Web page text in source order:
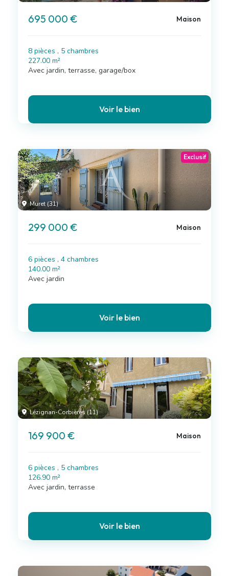
695 000 € Maison
8 pièces , 5 chambres
227.00 m²
Avec jardin, terrasse, garage/box
Voir le bien
Muret (31)
Exclusif
299 000 € Maison
6 pièces , 4 chambres
140.00 m²
Avec jardin
Voir le bien
Lézignan-Corbières (11)
169 900 € Maison
6 pièces , 5 chambres
126.90 m²
Avec jardin, terrasse
Voir le bien